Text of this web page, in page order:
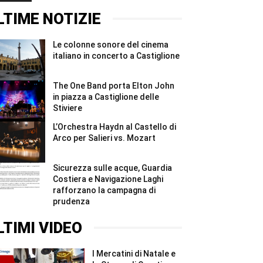
#Shorts
a
Castiglione
sul
Garda:
strutture
irregolari
e
sanzioni
...
#Shorts
NOTIZIE
Le colonne sonore del cinema
italiano in concerto a Castiglione
The One Band porta Elton John
in piazza a Castiglione delle
Stiviere
L’Orchestra Haydn al Castello di
Arco per Salieri vs. Mozart
Sicurezza sulle acque, Guardia
Costiera e Navigazione Laghi
rafforzano la campagna di
prudenza
VIDEO
I Mercatini di Natale e